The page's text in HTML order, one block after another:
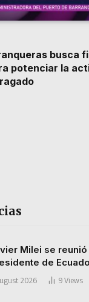
busca
potenciar la
Milei se reunió
de
2026 9 Views